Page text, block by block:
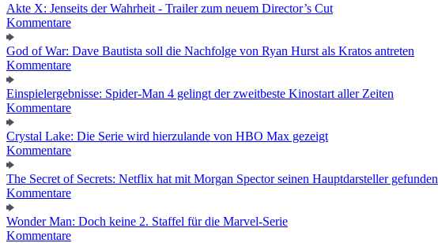
Akte X: Jenseits der Wahrheit - Trailer zum neuem Director’s Cut
Kommentare
God of War: Dave Bautista soll die Nachfolge von Ryan Hurst als Kratos antreten
Kommentare
Einspielergebnisse: Spider-Man 4 gelingt der zweitbeste Kinostart aller Zeiten
Kommentare
Crystal Lake: Die Serie wird hierzulande von HBO Max gezeigt
Kommentare
The Secret of Secrets: Netflix hat mit Morgan Spector seinen Hauptdarsteller gefunden
Kommentare
Wonder Man: Doch keine 2. Staffel für die Marvel-Serie
Kommentare